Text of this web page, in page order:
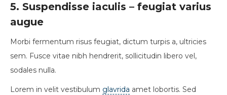
5. Suspendisse iaculis – feugiat varius
augue
Morbi fermentum risus feugiat, dictum turpis a, ultricies
sem. Fusce vitae nibh hendrerit, sollicitudin libero vel,
sodales nulla.
Lorem in velit vestibulum glavrida amet lobortis. Sed